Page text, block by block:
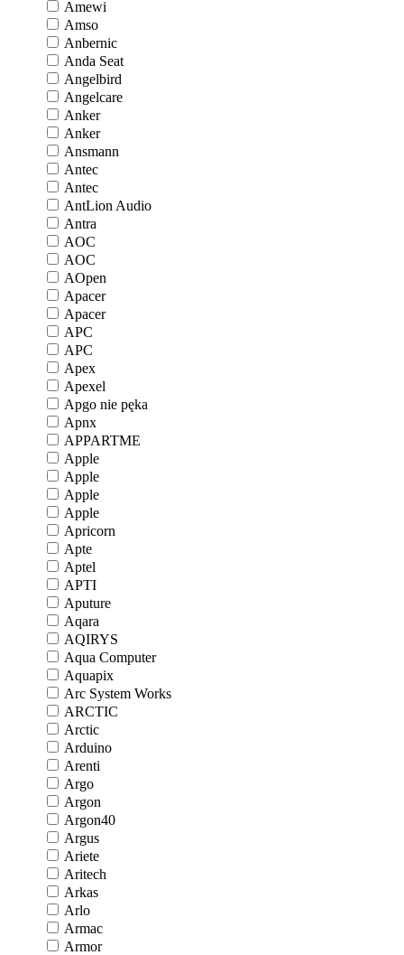
Amewi
Amso
Anbernic
Anda Seat
Angelbird
Angelcare
Anker
Anker
Ansmann
Antec
Antec
AntLion Audio
Antra
AOC
AOC
AOpen
Apacer
Apacer
APC
APC
Apex
Apexel
Apgo nie pęka
Apnx
APPARTME
Apple
Apple
Apple
Apple
Apricorn
Apte
Aptel
APTI
Aputure
Aqara
AQIRYS
Aqua Computer
Aquapix
Arc System Works
ARCTIC
Arctic
Arduino
Arenti
Argo
Argon
Argon40
Argus
Ariete
Aritech
Arkas
Arlo
Armac
Armor